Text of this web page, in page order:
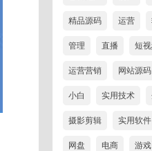
精品源码 运营
管理 直播 短
运营营销 网站源码
小白 实用技术
摄影剪辑 实用软件
网盘 电商 游